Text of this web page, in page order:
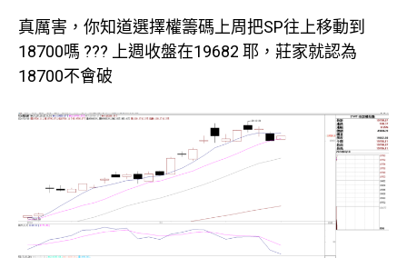
真厲害，你知道選擇權籌碼上周把SP往上移動到
18700嗎 ??? 上週收盤在19682 耶，莊家就認為
18700不會破